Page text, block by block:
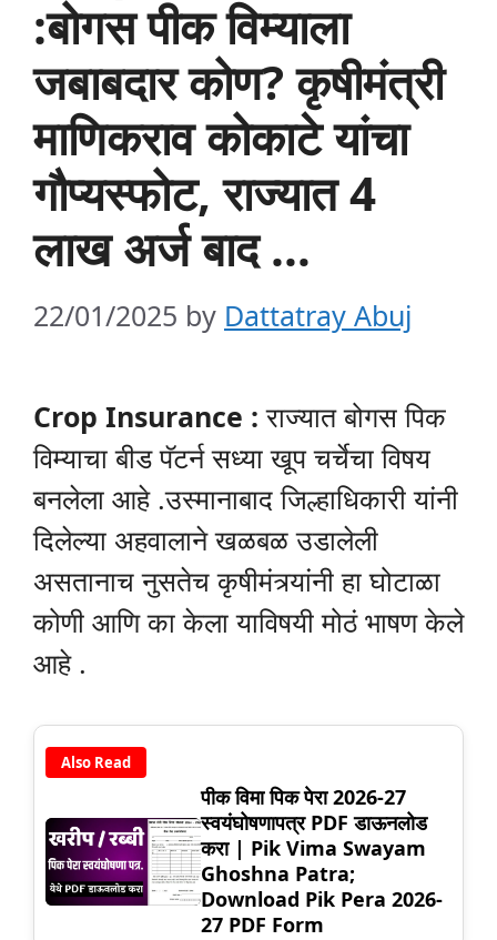
:बोगस पीक विम्याला
जबाबदार कोण? कृषीमंत्री
माणिकराव कोकाटे यांचा
गौप्यस्फोट, राज्यात 4
लाख अर्ज बाद …
22/01/2025 by Dattatray Abuj
Crop Insurance : राज्यात बोगस पिक
विम्याचा बीड पॅटर्न सध्या खूप चर्चेचा विषय
बनलेला आहे .उस्मानाबाद जिल्हाधिकारी यांनी
दिलेल्या अहवालाने खळबळ उडालेली
असतानाच नुसतेच कृषीमंत्र्यांनी हा घोटाळा
कोणी आणि का केला याविषयी मोठं भाषण केले
आहे .
Also Read
पीक विमा पिक पेरा 2026-27
स्वयंघोषणापत्र PDF डाऊनलोड
करा | Pik Vima Swayam
Ghoshna Patra;
Download Pik Pera 2026-
27 PDF Form